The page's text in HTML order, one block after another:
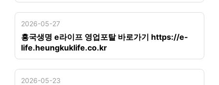
2026-05-27
흥국생명 e라이프 영업포탈 바로가기 https://e-
life.heungkuklife.co.kr
2026-05-23